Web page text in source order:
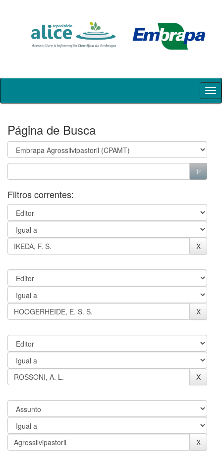
Skip
Página de Busca
Filtros correntes: